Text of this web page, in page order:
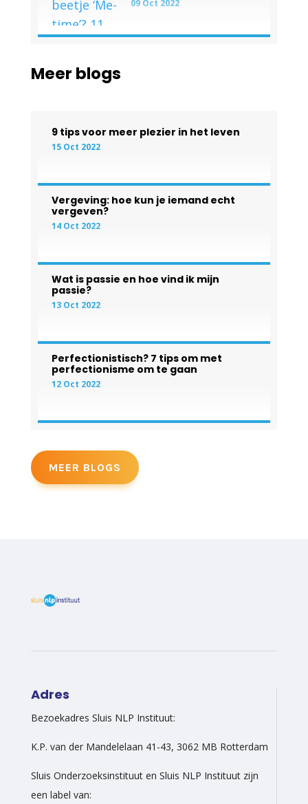
09 Oct 2022
Meer blogs
9 tips voor meer plezier in het leven
15 Oct 2022
Vergeving: hoe kun je iemand echt
vergeven?
14 Oct 2022
Wat is passie en hoe vind ik mijn
passie?
13 Oct 2022
Perfectionistisch? 7 tips om met
perfectionisme om te gaan
12 Oct 2022
MEER BLOGS
Adres
Bezoekadres Sluis NLP Instituut:
K.P. van der Mandelelaan 41-43, 3062 MB Rotterdam
Sluis Onderzoeksinstituut en Sluis NLP Instituut zijn
een label van: